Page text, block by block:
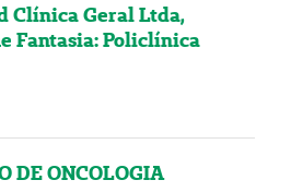
Clínica Geral Ltda,
Fantasia: Policlínica
DE ONCOLOGIA